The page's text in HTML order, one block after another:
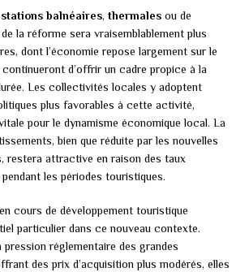
stations balnéaires, thermales ou de
de la réforme sera vraisemblablement plus
dont l’économie repose largement sur le
d’offrir un cadre propice à la
Les collectivités locales y adoptent
plus favorables à cette activité,
pour le dynamisme économique local. La
bien que réduite par les nouvelles
restera attractive en raison des taux
les périodes touristiques.
en cours de développement touristique
particulier dans ce nouveau contexte.
réglementaire des grandes
des prix d’acquisition plus modérés, elles